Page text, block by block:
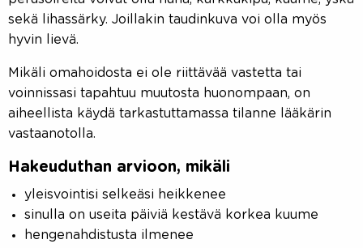
sekä lihassärky. Joillakin taudinkuva voi olla myös
hyvin lievä.
Mikäli omahoidosta ei ole riittävää vastetta tai
voinnissasi tapahtuu muutosta huonompaan, on
aiheellista käydä tarkastuttamassa tilanne lääkärin
vastaanotolla.
Hakeuduthan arvioon, mikäli
yleisvointisi selkeäsi heikkenee
sinulla on useita päiviä kestävä korkea kuume
hengenahdistusta ilmenee